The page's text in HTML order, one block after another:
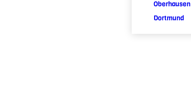
Oberhausen
Dortmund